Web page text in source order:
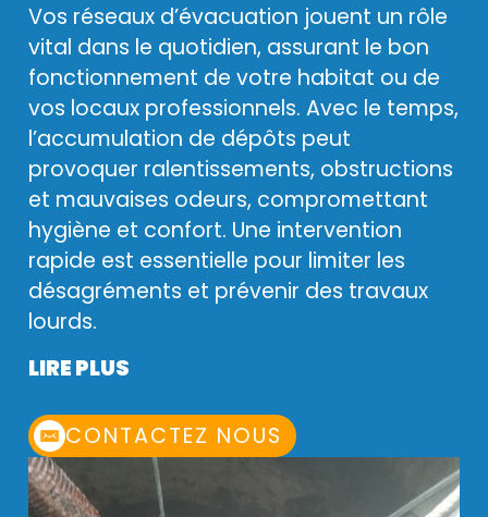
Vos réseaux d’évacuation jouent un rôle
vital dans le quotidien, assurant le bon
fonctionnement de votre habitat ou de
vos locaux professionnels. Avec le temps,
l’accumulation de dépôts peut
provoquer ralentissements, obstructions
et mauvaises odeurs, compromettant
hygiène et confort. Une intervention
rapide est essentielle pour limiter les
désagréments et prévenir des travaux
lourds.
LIRE PLUS
CONTACTEZ NOUS